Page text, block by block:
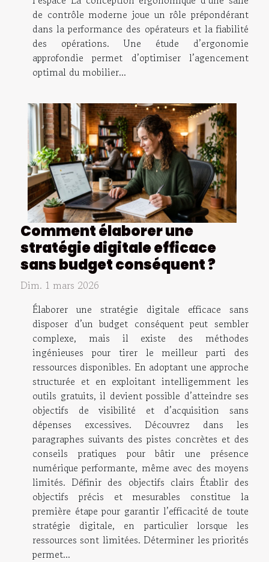
de contrôle moderne joue un rôle prépondérant
dans la performance des opérateurs et la fiabilité
des opérations. Une étude d’ergonomie
approfondie permet d’optimiser l’agencement
optimal du mobilier...
Comment élaborer une
stratégie digitale efficace
sans budget conséquent ?
Dim. 1 mars 2026
Élaborer une stratégie digitale efficace sans
disposer d’un budget conséquent peut sembler
complexe, mais il existe des méthodes
ingénieuses pour tirer le meilleur parti des
ressources disponibles. En adoptant une approche
structurée et en exploitant intelligemment les
outils gratuits, il devient possible d’atteindre ses
objectifs de visibilité et d’acquisition sans
dépenses excessives. Découvrez dans les
paragraphes suivants des pistes concrètes et des
conseils pratiques pour bâtir une présence
numérique performante, même avec des moyens
limités. Définir des objectifs clairs Établir des
objectifs précis et mesurables constitue la
première étape pour garantir l’efficacité de toute
stratégie digitale, en particulier lorsque les
ressources sont limitées. Déterminer les priorités
permet...